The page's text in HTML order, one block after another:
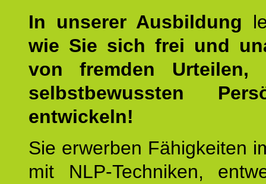
In unserer Ausbildung
wie Sie sich frei und
von fremden Urteilen,
selbstbewussten
entwickeln!
Sie erwerben Fähigkeiten
mit NLP-Techniken,